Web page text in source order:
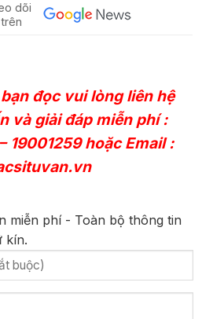
dõi
trên
đọc vui lòng liên hệ
và giải đáp miễn phí :
19001259hoặc Email :
miễn phí - Toàn bộ thông tin
kín.